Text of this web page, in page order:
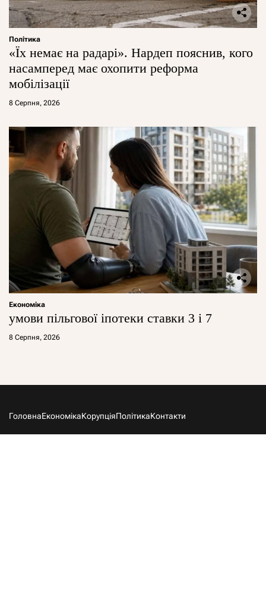
Політика
«Їх немає на радарі». Нардеп пояснив, кого
насамперед має охопити реформа
мобілізації
8 Серпня, 2026
Економіка
умови пільгової іпотеки ставки 3 і 7
8 Серпня, 2026
ГоловнаЕкономікаКорупціяПолітикаКонтакти